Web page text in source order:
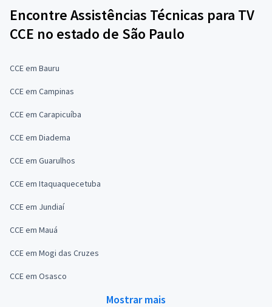
Encontre Assistências Técnicas para TV
CCE no estado de São Paulo
CCE em Bauru
CCE em Campinas
CCE em Carapicuíba
CCE em Diadema
CCE em Guarulhos
CCE em Itaquaquecetuba
CCE em Jundiaí
CCE em Mauá
CCE em Mogi das Cruzes
CCE em Osasco
Mostrar mais